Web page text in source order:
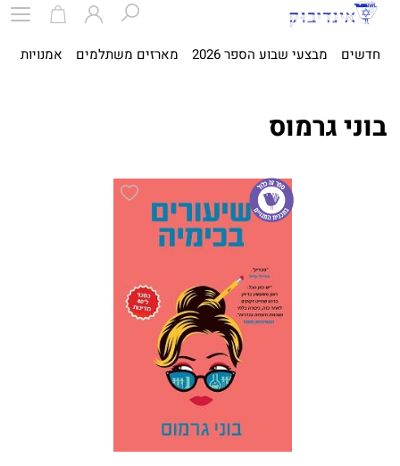
חדשים מבצעי שבוע הספר 2026 מארזים משתלמים אמנויות
בוני גרמוס